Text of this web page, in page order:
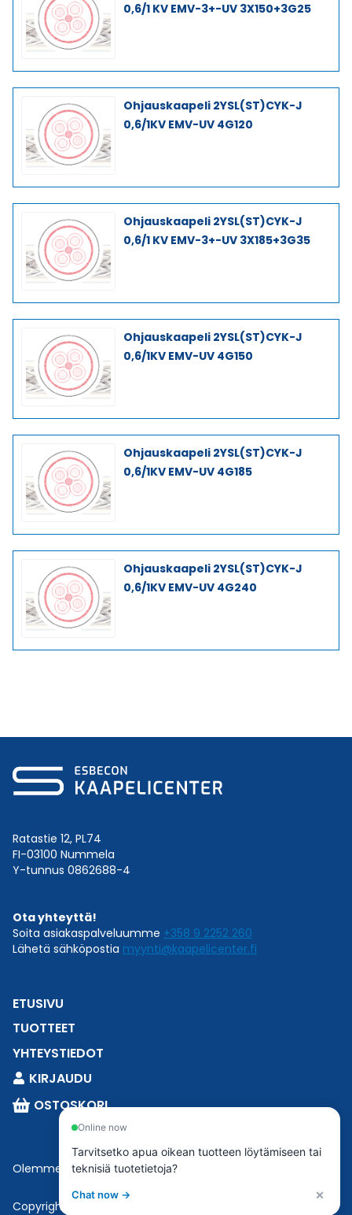
0,6/1 KV EMV-3+-UV 3X150+3G25
Ohjauskaapeli 2YSL(ST)CYK-J
0,6/1KV EMV-UV 4G120
Ohjauskaapeli 2YSL(ST)CYK-J
0,6/1 KV EMV-3+-UV 3X185+3G35
Ohjauskaapeli 2YSL(ST)CYK-J
0,6/1KV EMV-UV 4G150
Ohjauskaapeli 2YSL(ST)CYK-J
0,6/1KV EMV-UV 4G185
Ohjauskaapeli 2YSL(ST)CYK-J
0,6/1KV EMV-UV 4G240
Ratastie 12, PL74
FI-03100 Nummela
Y-tunnus 0862688-4
Ota yhteyttä!
Soita asiakaspalveluumme +358 9 2252 260
Lähetä sähköpostia myynti@kaapelicenter.fi
ETUSIVU
TUOTTEET
YHTEYSTIEDOT
KIRJAUDU
OSTOSKORI
Olemme osaEsbeconia.
Copyright © 2023 Esbecon | All Rights Reserved
Online now
Tarvitsetko apua oikean tuotteen löytämiseen tai
teknisiä tuotetietoja?
Chat now → ×